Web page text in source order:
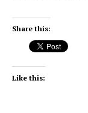
Share this:
Like this: